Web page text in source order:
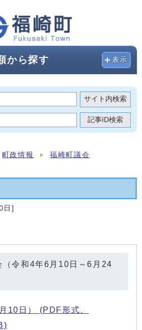
から探す 表示
サイト内検索
記事ID検索
町政情報 福崎町議会
]
（令和4年6月10日～6月24
10日） (PDF形式、